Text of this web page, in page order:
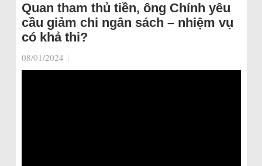
Quan tham thủ tiền, ông Chính yêu
cầu giảm chi ngân sách – nhiệm vụ
có khả thi?
08/01/2024 |